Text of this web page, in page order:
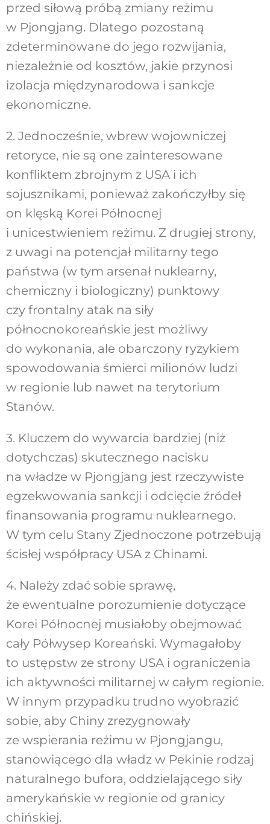
przed siłową próbą zmiany reżimu
w Pjongjang. Dlatego pozostaną
zdeterminowane do jego rozwijania,
niezależnie od kosztów, jakie przynosi
izolacja międzynarodowa i sankcje
ekonomiczne.
2. Jednocześnie, wbrew wojowniczej
retoryce, nie są one zainteresowane
konfliktem zbrojnym z USA i ich
sojusznikami, ponieważ zakończyłby się
on klęską Korei Północnej
i unicestwieniem reżimu. Z drugiej strony,
z uwagi na potencjał militarny tego
państwa (w tym arsenał nuklearny,
chemiczny i biologiczny) punktowy
czy frontalny atak na siły
północnokoreańskie jest możliwy
do wykonania, ale obarczony ryzykiem
spowodowania śmierci milionów ludzi
w regionie lub nawet na terytorium
Stanów.
3. Kluczem do wywarcia bardziej (niż
dotychczas) skutecznego nacisku
na władze w Pjongjang jest rzeczywiste
egzekwowania sankcji i odcięcie źródeł
finansowania programu nuklearnego.
W tym celu Stany Zjednoczone potrzebują
ścisłej współpracy USA z Chinami.
4. Należy zdać sobie sprawę,
że ewentualne porozumienie dotyczące
Korei Północnej musiałoby obejmować
cały Półwysep Koreański. Wymagałoby
to ustępstw ze strony USA i ograniczenia
ich aktywności militarnej w całym regionie.
W innym przypadku trudno wyobrazić
sobie, aby Chiny zrezygnowały
ze wspierania reżimu w Pjongjangu,
stanowiącego dla władz w Pekinie rodzaj
naturalnego bufora, oddzielającego siły
amerykańskie w regionie od granicy
chińskiej.